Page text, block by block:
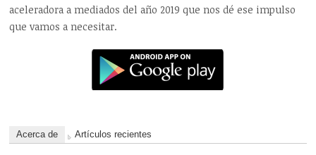
aceleradora a mediados del año 2019 que nos dé ese impulso
que vamos a necesitar.
Acerca de Artículos recientes